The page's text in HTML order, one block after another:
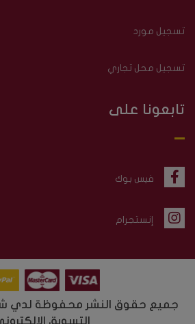
تسجيل مورد
تسجيل محل تجاري
تابعونا على
فيس بوك
إنستجرام
جميع حقوق النشر محفوظة لدي
التسويق